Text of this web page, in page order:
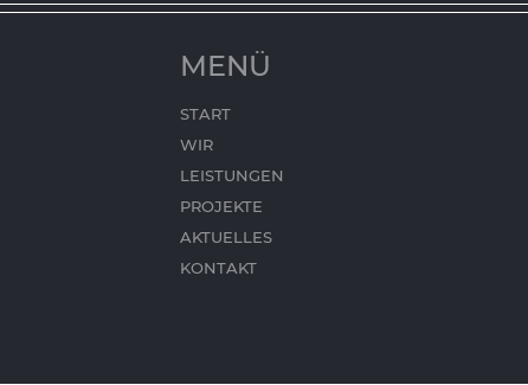
MENÜ
START
WIR
LEISTUNGEN
PROJEKTE
AKTUELLES
KONTAKT